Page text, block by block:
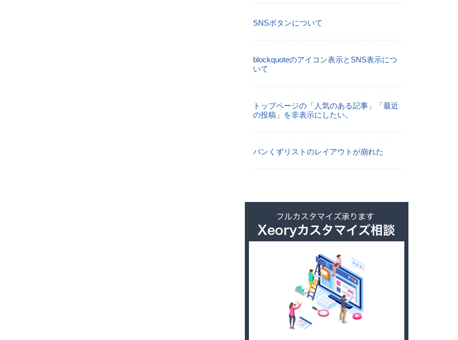
SNSボタンについて
blockquoteのアイコン表示とSNS表示につ
いて
トップページの「人気のある記事」「最近
の投稿」を非表示にしたい。
パンくずリストのレイアウトが崩れた